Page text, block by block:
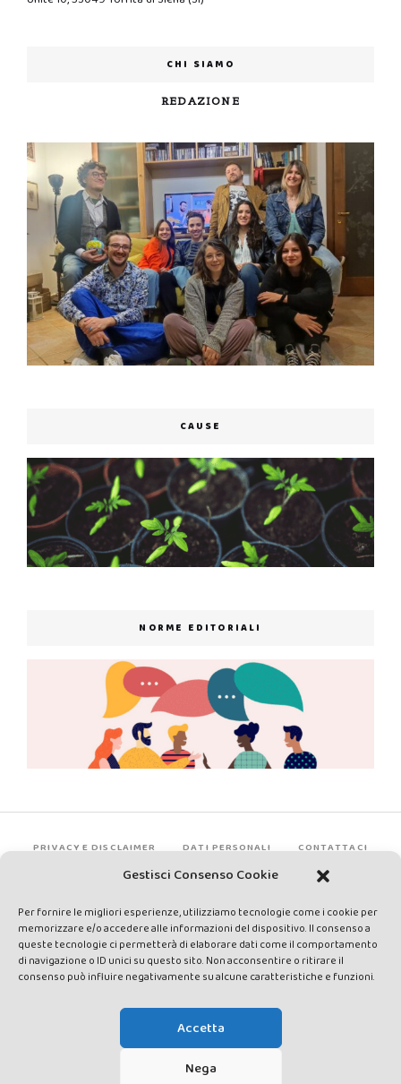
Gestisci Consenso Cookie
Per fornire le migliori esperienze, utilizziamo tecnologie come i cookie per
memorizzare e/o accedere alle informazioni del dispositivo. Il consenso a
queste tecnologie ci permetterà di elaborare dati come il comportamento
di navigazione o ID unici su questo sito. Non acconsentire o ritirare il
consenso può influire negativamente su alcune caratteristiche e funzioni.
Accetta
Nega
CHI SIAMO
REDAZIONE
CAUSE
NORME EDITORIALI
PRIVACY E DISCLAIMER DATI PERSONALI CONTATTACI
rights reserved - Testata registrata presso il Tribunale di Siena con
autorizzazione n°1 del 12/04/2014 - Direttrice Responsabile: Chiara
Cacace - E-mail: direzione@lavaldichiana.it - Editore: Valdichiana
Media Srl – P.IVA e C.F. 01377300528 –